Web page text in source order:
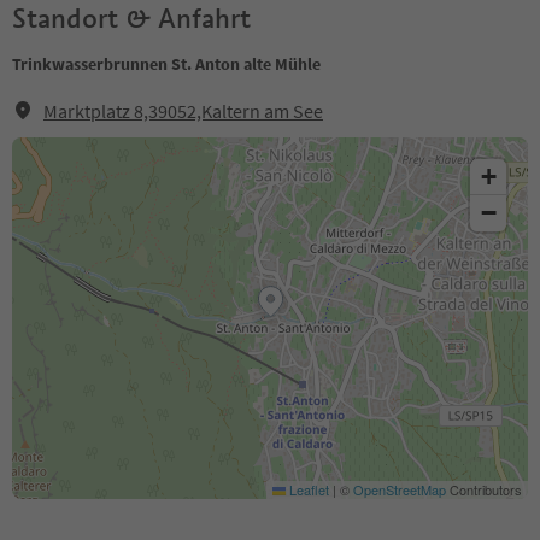
Standort & Anfahrt
Trinkwasserbrunnen St. Anton alte Mühle
Marktplatz 8,39052,Kaltern am See
+
−
Leaflet | ©OpenStreetMapContributors